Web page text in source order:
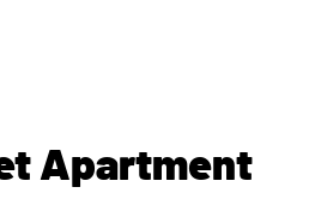
Apartment